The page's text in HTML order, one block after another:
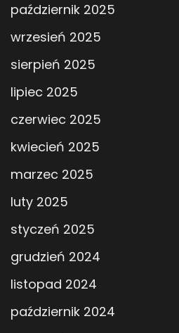
październik 2025
wrzesień 2025
sierpień 2025
lipiec 2025
czerwiec 2025
kwiecień 2025
marzec 2025
luty 2025
styczeń 2025
grudzień 2024
listopad 2024
październik 2024